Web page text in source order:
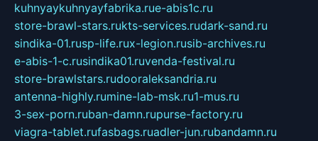
kuhnyaykuhnyayfabrika.rue-abis1c.ru
store-brawl-stars.rukts-services.rudark-sand.ru
sindika-01.rusp-life.rux-legion.rusib-archives.ru
e-abis-1-c.rusindika01.ruvenda-festival.ru
store-brawlstars.rudooraleksandria.ru
antenna-highly.rumine-lab-msk.ru1-mus.ru
3-sex-porn.ruban-damn.rupurse-factory.ru
viagra-tablet.rufasbags.ruadler-jun.rubandamn.ru